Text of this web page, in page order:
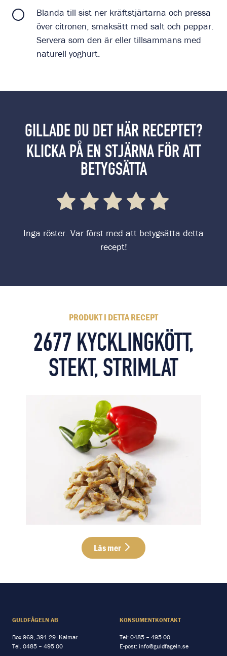
Blanda till sist ner kräftstjärtarna och pressa
över citronen, smaksätt med salt och peppar.
Servera som den är eller tillsammans med
naturell yoghurt.
GILLADE DU DET HÄR RECEPTET?
KLICKA PÅ EN STJÄRNA FÖR ATT
BETYGSÄTTA
Inga röster. Var först med att betygsätta detta
recept!
PRODUKT I DETTA RECEPT
2677 KYCKLINGKÖTT,
STEKT, STRIMLAT
Läs mer
GULDFÅGELN AB
Box 969, 391 29 Kalmar
Tel. 0485 – 495 00
KONSUMENTKONTAKT
Tel: 0485 – 495 00
E-post: info@guldfageln.se